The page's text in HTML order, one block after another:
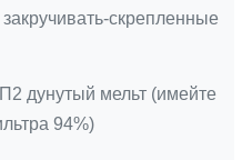
скрепленные
дунутый мельт (имейте
94%)